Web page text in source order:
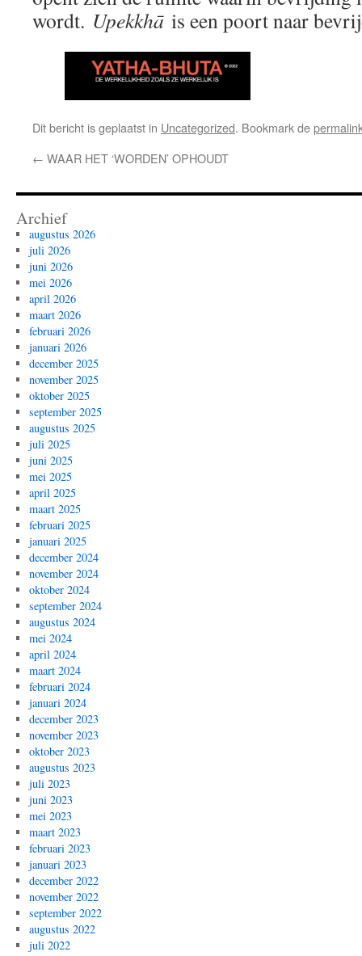
wordt. Upekkhā is een poort naar
Dit bericht is geplaatst in Uncategorized. Bookmark de
← WAAR HET ‘WORDEN’ OPHOUDT
Archief
augustus 2026
juli 2026
juni 2026
mei 2026
april 2026
maart 2026
februari 2026
januari 2026
december 2025
november 2025
oktober 2025
september 2025
augustus 2025
juli 2025
juni 2025
mei 2025
april 2025
maart 2025
februari 2025
januari 2025
december 2024
november 2024
oktober 2024
september 2024
augustus 2024
mei 2024
april 2024
maart 2024
februari 2024
januari 2024
december 2023
november 2023
oktober 2023
augustus 2023
juli 2023
juni 2023
mei 2023
maart 2023
februari 2023
januari 2023
december 2022
november 2022
september 2022
augustus 2022
juli 2022